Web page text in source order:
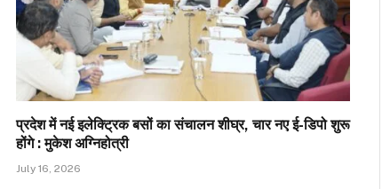
प्रदेश में नई इलेक्ट्रिक बसों का संचालन शीघ्र, चार नए ई-डिपो शुरू
होंगे : मुकेश अग्निहोत्री
July 16, 2026